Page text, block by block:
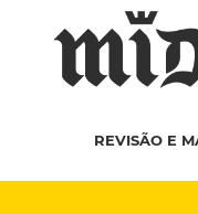
REVISÃO E